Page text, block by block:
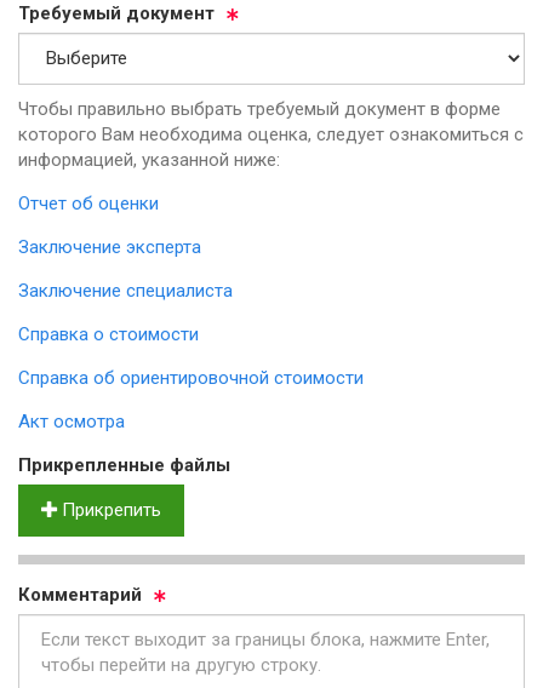
Тре­бу­емый до­ку­мент
Чтобы правильно выбрать требуемый документ в форме
которого Вам необходима оценка, следует ознакомиться с
информацией, указанной ниже:
Отчет об оценки
Заключение эксперта
Заключение специалиста
Справка о стоимости
Справка об ориентировочной стоимости
Акт осмотра
Прик­реп­лен­ные фай­лы
Прикрепить
Ком­мен­та­рий